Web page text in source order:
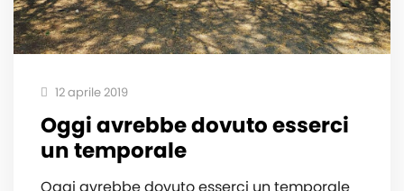
12 aprile 2019
Oggi avrebbe dovuto esserci
un temporale